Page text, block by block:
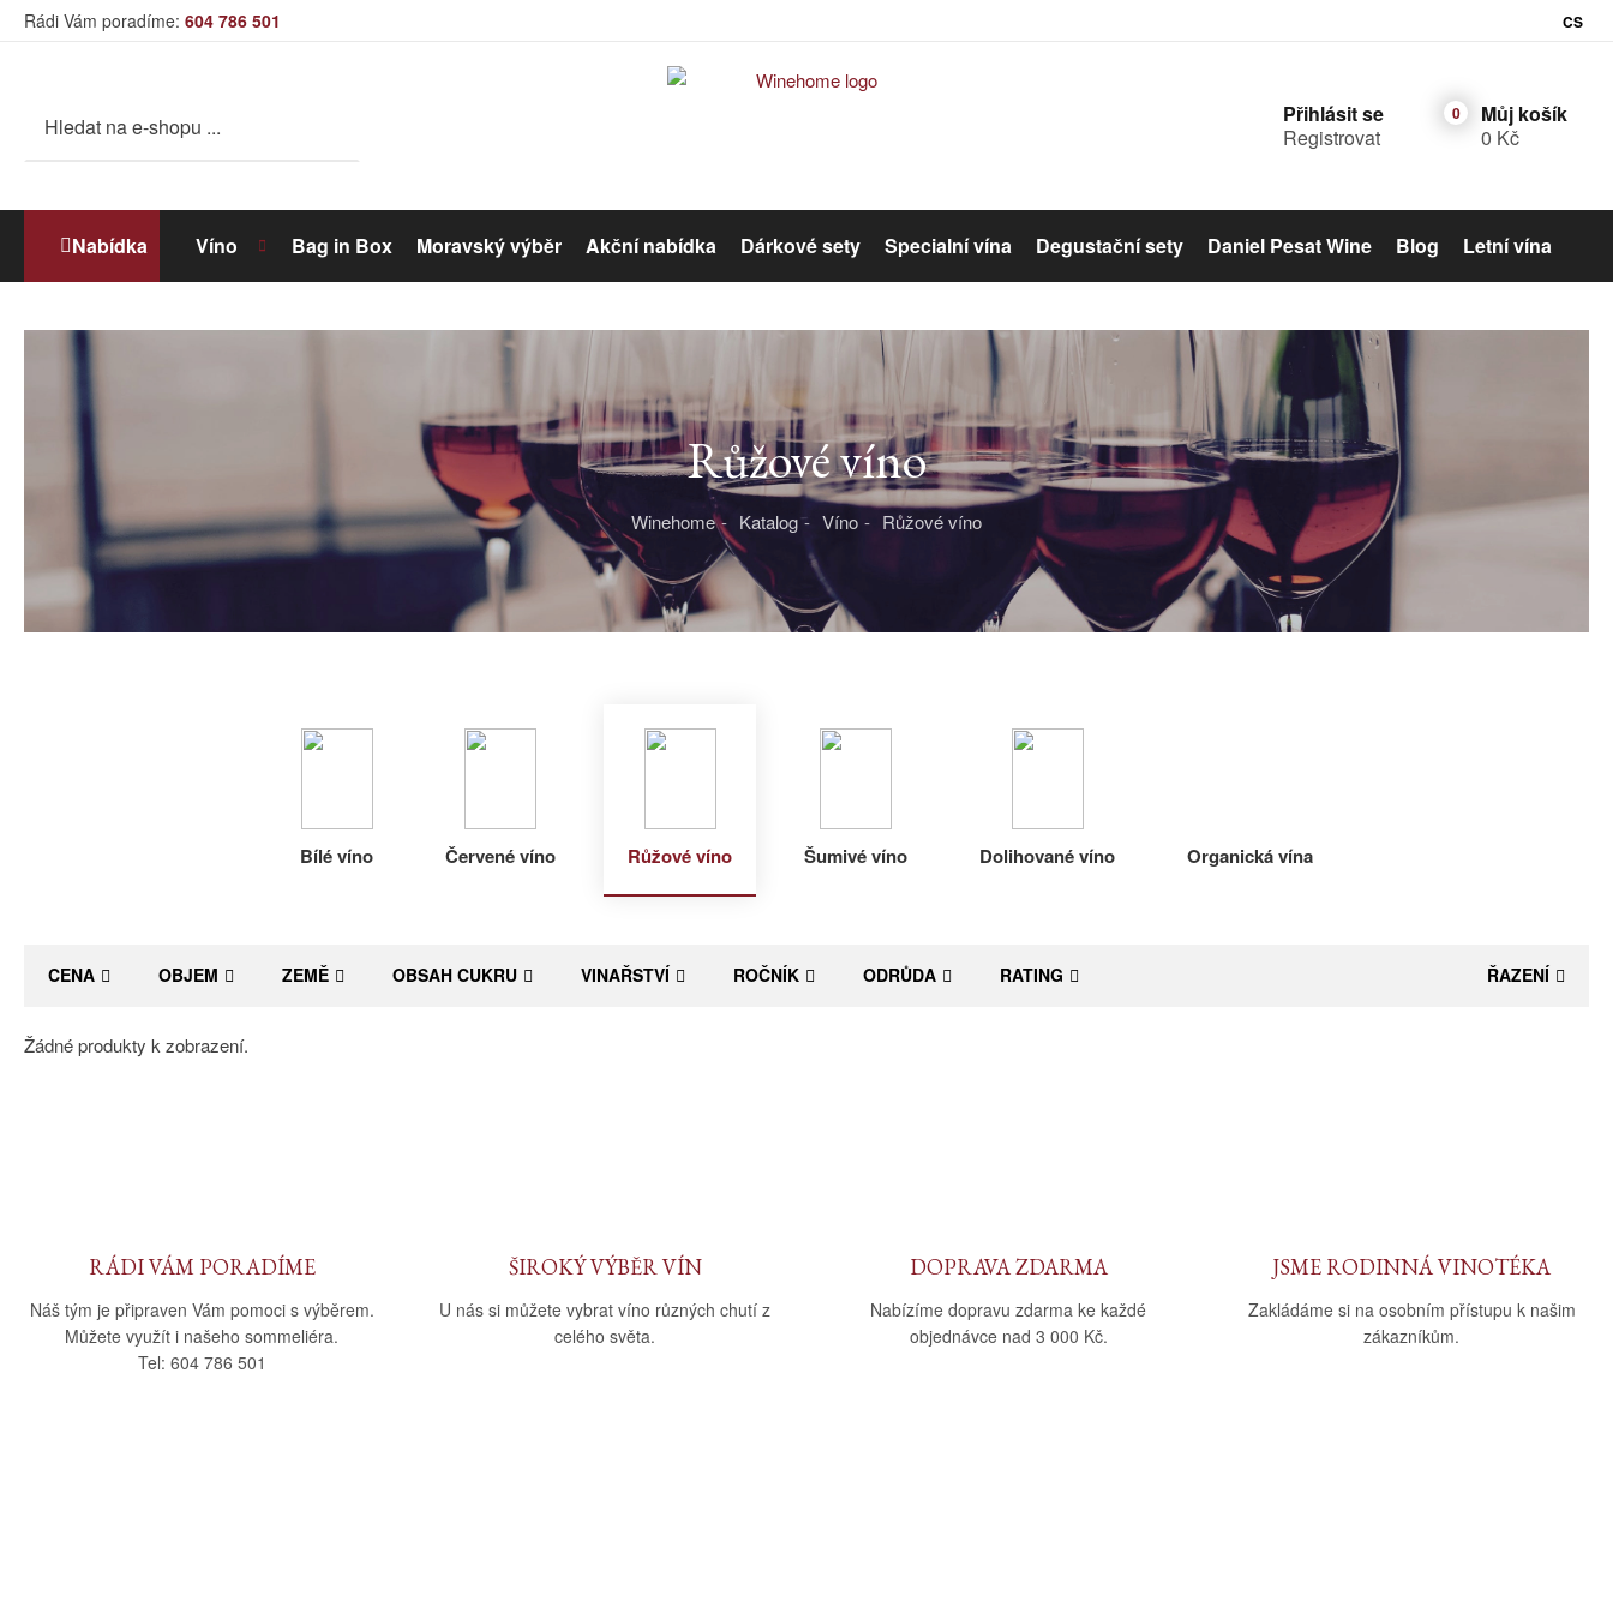
Rádi Vám poradíme: 604 786 501 CS
Přihlásit se
Registrovat
Můj košík
0 Kč
Nabídka Víno
Růžové víno Šumivé víno
Organická vína
Bag in Box Moravský výběr Akční nabídka Dárkové sety Specialní vína Degustační sety Daniel Pesat Wine Blog Letní vína
Růžové víno
Winehome Katalog Víno Růžové víno
Bílé víno Červené víno Růžové víno Šumivé víno Dolihované víno Organická vína
CENA OBJEM ZEMĚ OBSAH CUKRU VINAŘSTVÍ ROČNÍK ODRŮDA RATING ŘAZENÍ
Žádné produkty k zobrazení.
RÁDI VÁM PORADÍME
Náš tým je připraven Vám pomoci s výběrem.
Můžete využít i našeho sommeliéra.
Tel: 604 786 501
ŠIROKÝ VÝBĚR VÍN
U nás si můžete vybrat víno různých chutí z
celého světa.
DOPRAVA ZDARMA
Nabízíme dopravu zdarma ke každé
objednávce nad 3 000 Kč.
JSME RODINNÁ VINOTÉKA
Zakládáme si na osobním přístupu k našim
zákazníkům.